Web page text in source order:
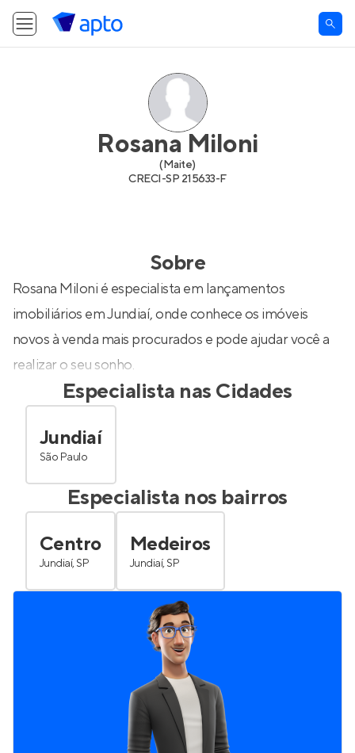
Rosana Miloni
(Maite)
CRECI-SP 215633-F
Sobre
Rosana Miloni é especialista em lançamentos
imobiliários em Jundiaí, onde conhece os imóveis
novos à venda mais procurados e pode ajudar você a
realizar o seu sonho.
Especialista nas Cidades
Jundiaí
São Paulo
Especialista nos bairros
Centro
Jundiaí, SP
Medeiros
Jundiaí, SP